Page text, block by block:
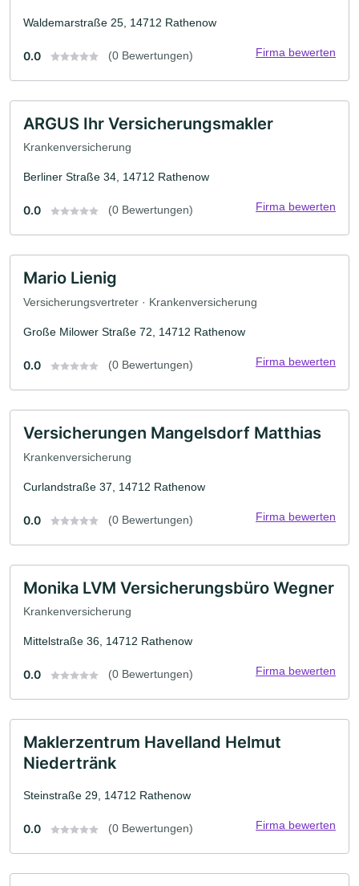
Waldemarstraße 25, 14712 Rathenow
0.0 (0 Bewertungen) Firma bewerten
ARGUS Ihr Versicherungsmakler
Krankenversicherung
Berliner Straße 34, 14712 Rathenow
0.0 (0 Bewertungen) Firma bewerten
Mario Lienig
Versicherungsvertreter · Krankenversicherung
Große Milower Straße 72, 14712 Rathenow
0.0 (0 Bewertungen) Firma bewerten
Versicherungen Mangelsdorf Matthias
Krankenversicherung
Curlandstraße 37, 14712 Rathenow
0.0 (0 Bewertungen) Firma bewerten
Monika LVM Versicherungsbüro Wegner
Krankenversicherung
Mittelstraße 36, 14712 Rathenow
0.0 (0 Bewertungen) Firma bewerten
Maklerzentrum Havelland Helmut
Niedertränk
Steinstraße 29, 14712 Rathenow
0.0 (0 Bewertungen) Firma bewerten